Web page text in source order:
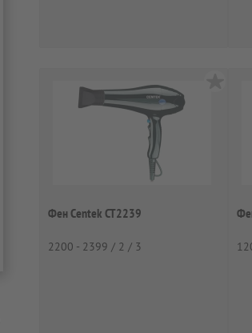
Фен Centek CT2239
2200 - 2399 / 2 / 3